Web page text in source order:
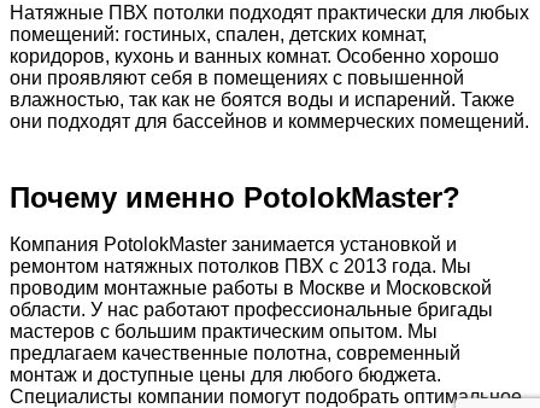
Натяжные ПВХ потолки подходят практически для любых
помещений: гостиных, спален, детских комнат,
коридоров, кухонь и ванных комнат. Особенно хорошо
они проявляют себя в помещениях с повышенной
влажностью, так как не боятся воды и испарений. Также
они подходят для бассейнов и коммерческих помещений.
Почему именно PotolokMaster?
Компания PotolokMaster занимается установкой и
ремонтом натяжных потолков ПВХ с 2013 года. Мы
проводим монтажные работы в Москве и Московской
области. У нас работают профессиональные бригады
мастеров с большим практическим опытом. Мы
предлагаем качественные полотна, современный
монтаж и доступные цены для любого бюджета.
Специалисты компании помогут подобрать оптимальное